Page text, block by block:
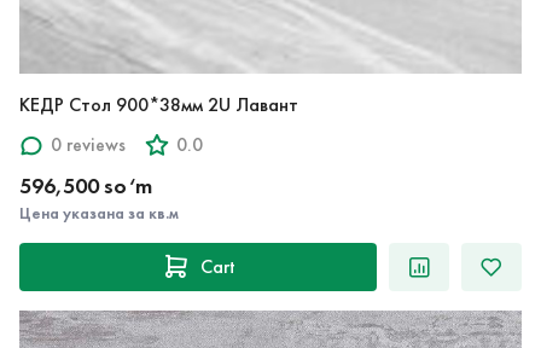
КЕДР Стол 900*38мм 2U Лавант
0 reviews
0.0
596,500 so‘m
Цена указана за кв.м
Cart